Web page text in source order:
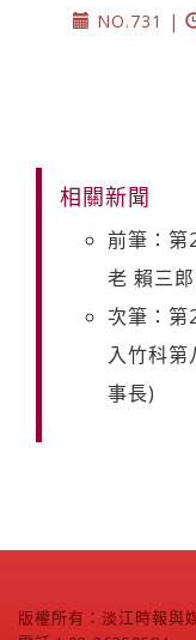
NO.731 |
相關新聞
前筆：第
老 賴三
次筆：第
入竹科
事長)
版權所有：淡江時報與